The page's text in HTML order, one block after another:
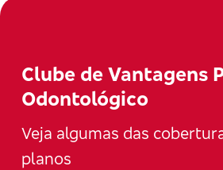
Clube de Vantagens
Odontológico
Veja algumas das
planos